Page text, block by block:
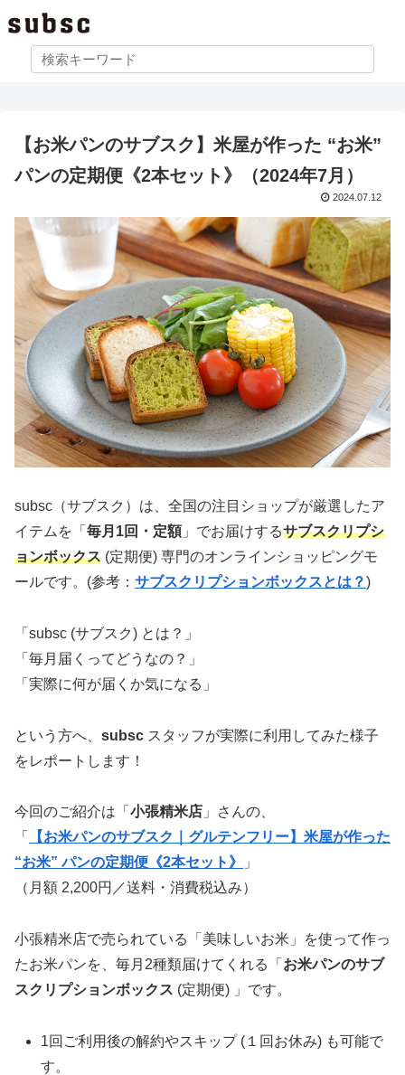
【お米パンのサブスク】米屋が作った “お米”
パンの定期便《2本セット》（2024年7月）
2024.07.12
subsc（サブスク）は、全国の注目ショップが厳選したア
イテムを「 毎月1回・定額」でお届けするサブスクリプシ
ョンボックス (定期便) 専門のオンラインショッピングモ
ールです。(参考： サブスクリプションボックスとは？)
「subsc (サブスク) とは？」
「毎月届くってどうなの？」
「実際に何が届くか気になる」
という方へ、 subsc スタッフが実際に利用してみた様子
をレポートします！
今回のご紹介は「 小張精米店 」さんの、
「
【お米パンのサブスク｜グルテンフリー】米屋が作った
“お米” パンの定期便《2本セット》
」
（月額 2,200円／送料・消費税込み）
小張精米店で売られている「美味しいお米」を使って作っ
たお米パンを、毎月2種類届けてくれる「 お米パンのサブ
スクリプションボックス (定期便) 」です。
1回ご利用後の解約やスキップ (１回お休み) も可能で
す。